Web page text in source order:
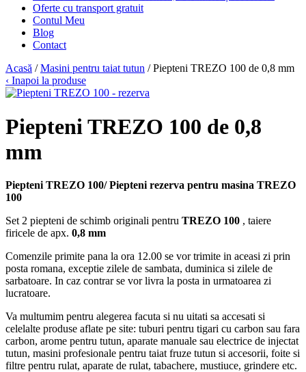
Oferte cu transport gratuit
Contul Meu
Blog
Contact
Acasă /Masini pentru taiat tutun / Piepteni TREZO 100 de 0,8 mm
‹ Inapoi la produse
Piepteni TREZO 100 de 0,8
mm
Piepteni TREZO 100/ Piepteni rezerva pentru masina TREZO
100
Set 2 piepteni de schimb originali pentru TREZO 100 , taiere
firicele de apx. 0,8 mm
Comenzile primite pana la ora 12.00 se vor trimite in aceasi zi prin
posta romana, exceptie zilele de sambata, duminica si zilele de
sarbatoare. In caz contrar se vor livra la posta in urmatoarea zi
lucratoare.
Va multumim pentru alegerea facuta si nu uitati sa accesati si
celelalte produse aflate pe site: tuburi pentru tigari cu carbon sau fara
carbon, arome pentru tutun, aparate manuale sau electrice de injectat
tutun, masini profesionale pentru taiat fruze tutun si accesorii, foite si
filtre pentru rulat, aparate de rulat, tabachere, mustiuce, grindere etc.